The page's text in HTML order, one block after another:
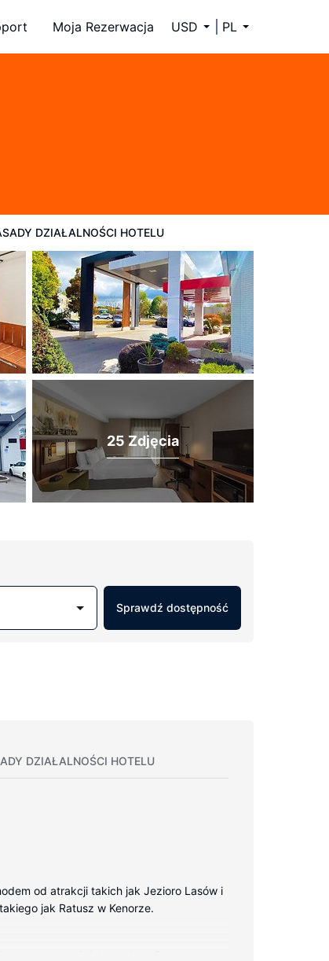
Moja Rezerwacja USD PL
DZIAŁALNOŚCI HOTELU
25 Zdjęcia
Sprawdź dostępność
DZIAŁALNOŚCI HOTELU
od atrakcji takich jak Jezioro Lasów i
jak Ratusz w Kenorze.